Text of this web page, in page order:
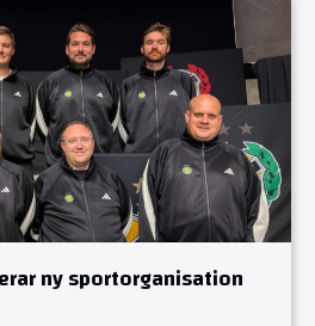
ny sportorganisation